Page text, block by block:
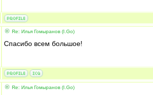
Re: Илья Гомыранов (I.Go)
Спасибо всем большое!
Re: Илья Гомыранов (I.Go)